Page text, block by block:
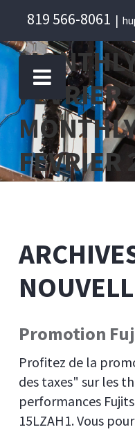
content
819 566-8061 |
FÉVRIER
FÉVRIER
Promotion
Profitez de la
des taxes" sur les
performances
15LZAH1. Vous